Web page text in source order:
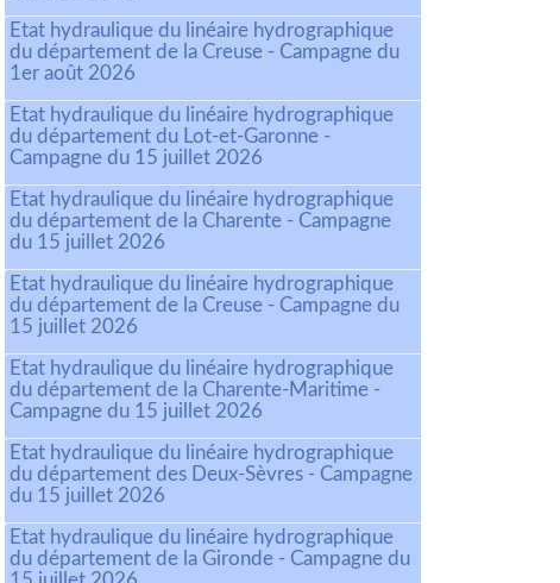
Etat hydraulique du linéaire hydrographique
du département de la Creuse - Campagne du
1er août 2026
Etat hydraulique du linéaire hydrographique
du département du Lot-et-Garonne -
Campagne du 15 juillet 2026
Etat hydraulique du linéaire hydrographique
du département de la Charente - Campagne
du 15 juillet 2026
Etat hydraulique du linéaire hydrographique
du département de la Creuse - Campagne du
15 juillet 2026
Etat hydraulique du linéaire hydrographique
du département de la Charente-Maritime -
Campagne du 15 juillet 2026
Etat hydraulique du linéaire hydrographique
du département des Deux-Sèvres - Campagne
du 15 juillet 2026
Etat hydraulique du linéaire hydrographique
du département de la Gironde - Campagne du